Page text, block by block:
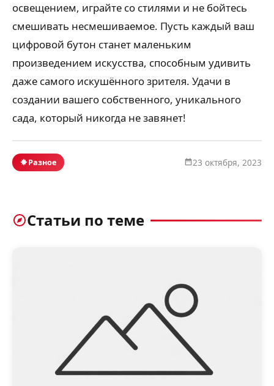
освещением, играйте со стилями и не бойтесь
смешивать несмешиваемое. Пусть каждый ваш
цифровой бутон станет маленьким
произведением искусства, способным удивить
даже самого искушённого зрителя. Удачи в
создании вашего собственного, уникального
сада, который никогда не завянет!
Разное 23 октября, 2023
Статьи по теме